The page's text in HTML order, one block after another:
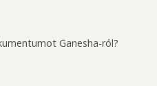
Ganesha-ról?